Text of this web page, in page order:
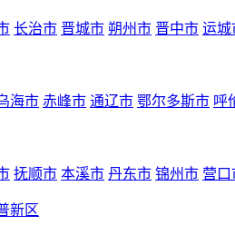
长治市 晋城市 朔州市 晋中市 运城
海市 赤峰市 通辽市 鄂尔多斯市 呼
抚顺市 本溪市 丹东市 锦州市 营口
新区